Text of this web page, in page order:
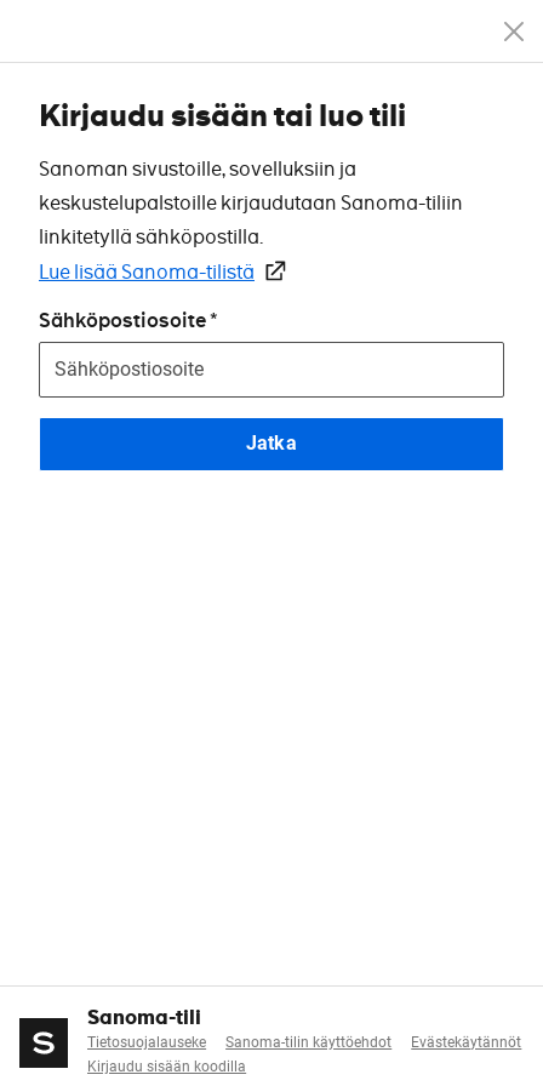
Kirjaudu sisään tai luo tili
Sanoman sivustoille, sovelluksiin ja
keskustelupalstoille kirjaudutaan Sanoma-tiliin
linkitetyllä sähköpostilla.
Lue lisää Sanoma-tilistä
Sähköpostiosoite
Jatka
Sanoma-tili
Tietosuojalauseke Sanoma-tilin käyttöehdot
Evästekäytännöt
Kirjaudu sisään koodilla